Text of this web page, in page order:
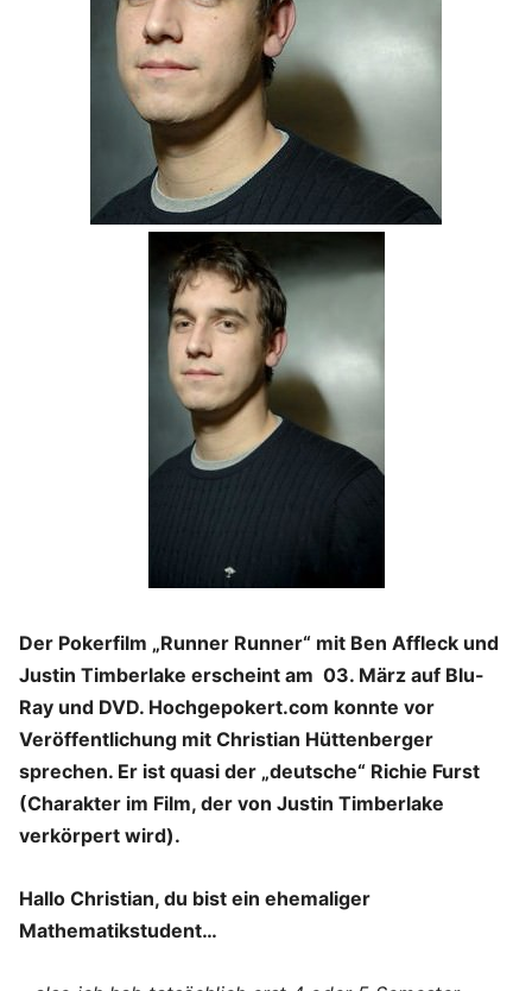
Der Pokerfilm „Runner Runner“ mit Ben Affleck und
Justin Timberlake erscheint am 03. März auf Blu-
Ray und DVD. Hochgepokert.com konnte vor
Veröffentlichung mit Christian Hüttenberger
sprechen. Er ist quasi der „deutsche“ Richie Furst
(Charakter im Film, der von Justin Timberlake
verkörpert wird).
Hallo Christian, du bist ein ehemaliger
Mathematikstudent…